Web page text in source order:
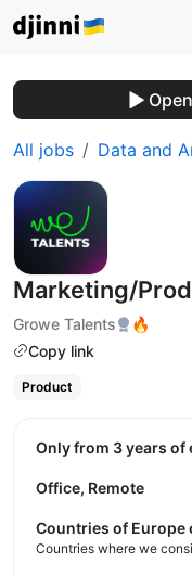
All jobs Data and
Marketing/
Growe Talents
🔥
Copy link
Product
Only from 3 years
Office, Remote
Countries of Europe
Countries where we